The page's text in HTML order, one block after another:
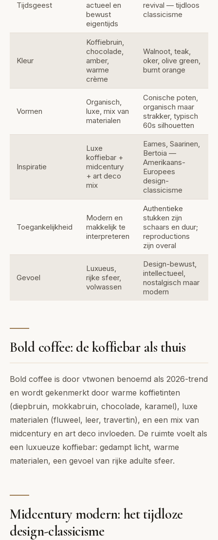
Tijdsgeest
actueel en
bewust
eigentijds
revival — tijdloos
classicisme
Kleur
Koffiebruin,
chocolade,
amber,
warme
crème
Walnoot, teak,
oker, olive green,
burnt orange
Vormen
Organisch,
luxe, mix van
materialen
Conische poten,
organisch maar
strakker, typisch
60s silhouetten
Inspiratie
Luxe
koffiebar +
midcentury
+ art deco
mix
Eames, Saarinen,
Bertoia —
Amerikaans-
Europees
design-
classicisme
Toegankelijkheid
Modern en
makkelijk te
interpreteren
Authentieke
stukken zijn
schaars en duur;
reproductions
zijn overal
Gevoel
Luxueus,
rijke sfeer,
volwassen
Design-bewust,
intellectueel,
nostalgisch maar
modern
Bold coffee: de koffiebar als thuis
Bold coffee is door vtwonen benoemd als 2026-trend
en wordt gekenmerkt door warme koffietinten
(diepbruin, mokkabruin, chocolade, karamel), luxe
materialen (fluweel, leer, travertin), en een mix van
midcentury en art deco invloeden. De ruimte voelt als
een luxueuze koffiebar: gedampt licht, warme
materialen, een gevoel van rijke adulte sfeer.
Midcentury modern: het tijdloze
design-classicisme